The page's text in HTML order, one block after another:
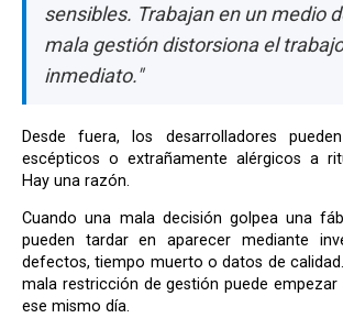
sensibles. Trabajan en un medio
mala gestión distorsiona el
inmediato."
Desde fuera, los desarrolladores pueden parecer tercos,
escépticos o extrañamente alérgicos a
Hay una razón.
Cuando una mala decisión golpea una fábrica, sus efectos
pueden tardar en aparecer mediante
defectos, tiempo muerto o datos de
mala restricción de gestión puede empezar
ese mismo día.